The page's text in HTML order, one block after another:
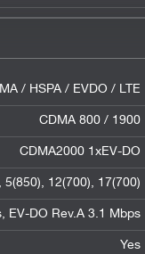
/ HSPA / EVDO / LTE
CDMA 800 / 1900
CDMA2000 1xEV-DO
12(700), 17(700)
EV-DO Rev.A 3.1 Mbps
Yes